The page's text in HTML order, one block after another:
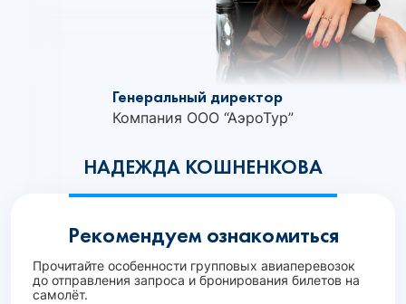
НАДЕЖДА КОШНЕНКОВА
Генеральный директор
Компания ООО “АэроТур”
Рекомендуем ознакомиться
Прочитайте особенности групповых авиаперевозок
до отправления запроса и бронирования билетов на
самолёт.